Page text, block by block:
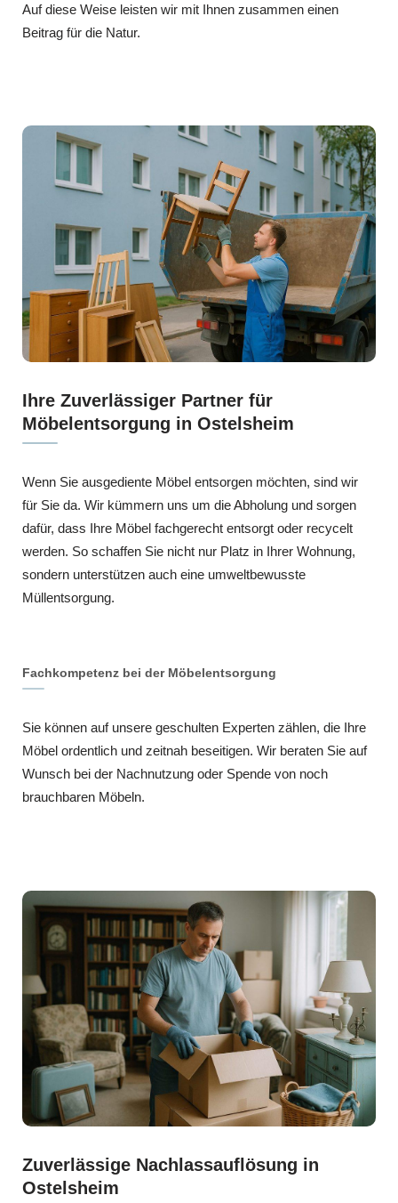
Auf diese Weise leisten wir mit Ihnen zusammen einen
Beitrag für die Natur.
Ihre Zuverlässiger Partner für
Möbelentsorgung in Ostelsheim
Wenn Sie ausgediente Möbel entsorgen möchten, sind wir
für Sie da. Wir kümmern uns um die Abholung und sorgen
dafür, dass Ihre Möbel fachgerecht entsorgt oder recycelt
werden. So schaffen Sie nicht nur Platz in Ihrer Wohnung,
sondern unterstützen auch eine umweltbewusste
Müllentsorgung.
Fachkompetenz bei der Möbelentsorgung
Sie können auf unsere geschulten Experten zählen, die Ihre
Möbel ordentlich und zeitnah beseitigen. Wir beraten Sie auf
Wunsch bei der Nachnutzung oder Spende von noch
brauchbaren Möbeln.
Zuverlässige Nachlassauflösung in
Ostelsheim